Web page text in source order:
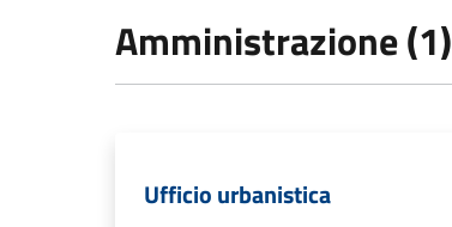
Amministrazione (1)
Ufficio urbanistica